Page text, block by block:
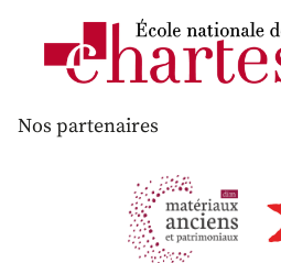
Nos partenaires